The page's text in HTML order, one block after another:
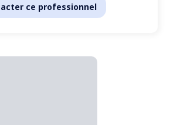
ce professionnel